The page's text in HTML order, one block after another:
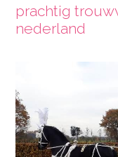
prachtig
nederland